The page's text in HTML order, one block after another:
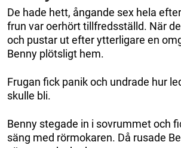
De hade hett, ångande sex hela
frun var oerhört tillfredsställd. När
och pustar ut efter ytterligare en
Benny plötsligt hem.
Frugan fick panik och undrade hur
skulle bli.
Benny stegade in i sovrummet och
säng med rörmokaren. Då rusade